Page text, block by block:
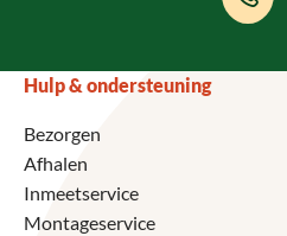
Hulp & ondersteuning
Bezorgen
Afhalen
Inmeetservice
Montageservice